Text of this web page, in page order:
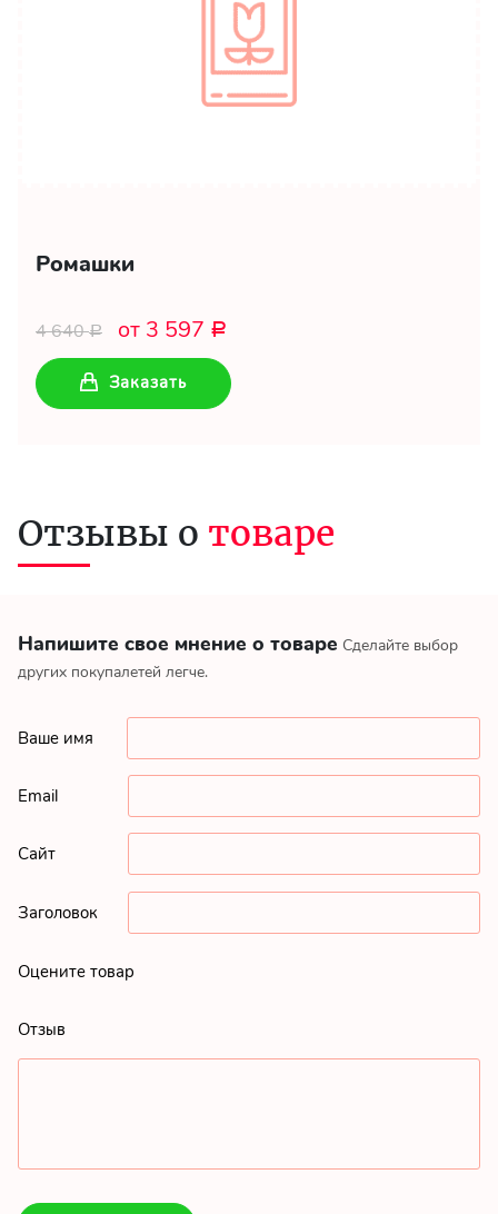
Ромашки
4 640Р от 3 597 Р
Заказать
Напишите свое мнение о товаре Сделайте выбор
других покупалетей легче.
Ваше имя
Email
Сайт
Заголовок
Оцените товар
Отзыв
Отзывы о товаре